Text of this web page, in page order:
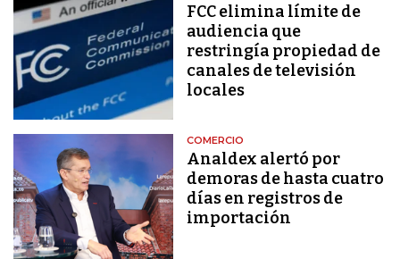
FCC elimina límite de
audiencia que
restringía propiedad de
canales de televisión
locales
COMERCIO
Analdex alertó por
demoras de hasta cuatro
días en registros de
importación